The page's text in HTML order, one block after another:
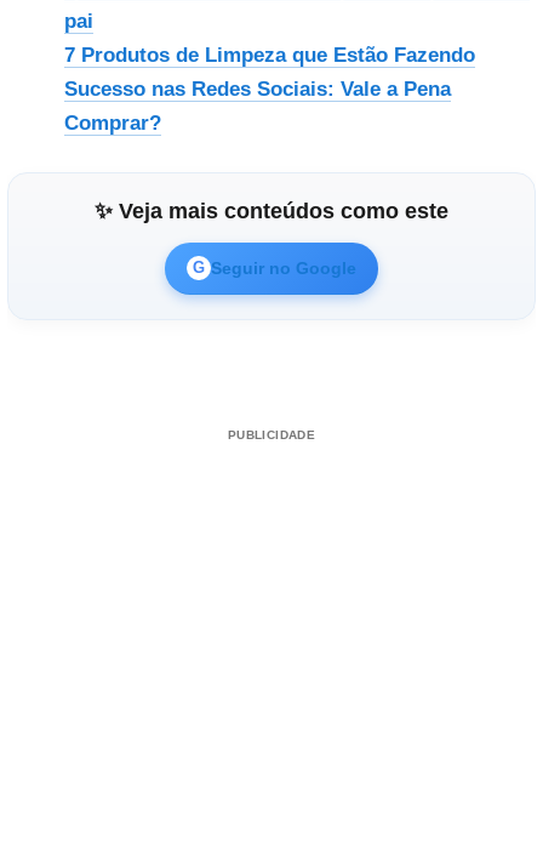
pai
7 Produtos de Limpeza que Estão Fazendo
Sucesso nas Redes Sociais: Vale a Pena
Comprar?
✨ Veja mais conteúdos como este
G Seguir no Google
PUBLICIDADE